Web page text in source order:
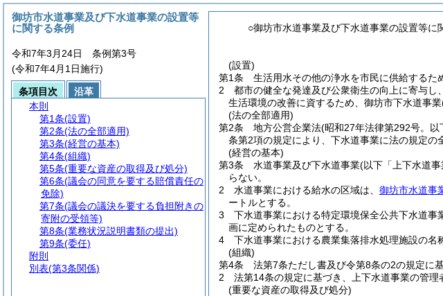
○御坊市水道事業及び下水道事業の設置等に
(設置)
第1条
生活用水その他の浄水を市民に供給するた
2
都市の健全な発達及び公衆衛生の向上に寄与
生活環境の改善に資するため、御坊市下水道事業
(法の全部適用)
第2条
地方公営企業法(昭和27年法律第292号。以
条第2項の規定により、下水道事業に法の規定の
(経営の基本)
第3条
水道事業及び下水道事業(以下「上下水道
らない。
2
水道事業における給水の区域は、 御坊市水道事
ートルとする。
3
下水道事業における特定環境保全公共下水道
画に定められたものとする。
4
下水道事業における農業集落排水処理施設の名
(組織)
第4条
法第7条ただし書及び令第8条の2の規定に
2
法第14条の規定に基づき、上下水道事業の管理
(重要な資産の取得及び処分)
御坊市水道事業及び下水道事業の設置等
に関する条例
令和7年3月24日 条例第3号
(令和7年4月1日施行)
条項目次
沿革
本則
第1条(設置)
第2条(法の全部適用)
第3条(経営の基本)
第4条(組織)
第5条(重要な資産の取得及び処分)
第6条(議会の同意を要する賠償責任の
免除)
第7条(議会の議決を要する負担附きの
寄附の受領等)
第8条(業務状況説明書類の提出)
第9条(委任)
附則
別表(第3条関係)